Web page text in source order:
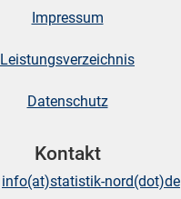
Impressum
Leistungsverzeichnis
Datenschutz
Kontakt
info(at)statistik-nord(dot)de